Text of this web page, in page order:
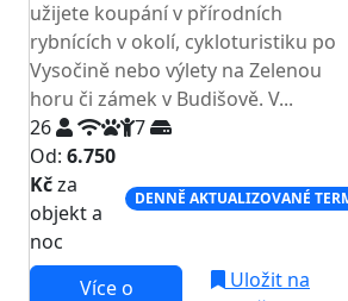
užijete koupání v přírodních
rybnících v okolí, cykloturistiku po
Vysočině nebo výlety na Zelenou
horu či zámek v Budišově. V...
26
7
Od: 6.750
Kčza
objekt a
noc
DENNĚ AKTUALIZOVANÉ
Více o
Uložit na